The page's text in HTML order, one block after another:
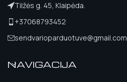
Tilžės g. 45, Klaipėda.
+37068793452
sendvarioparduotuve@gmail.com
NAVIGACIJA